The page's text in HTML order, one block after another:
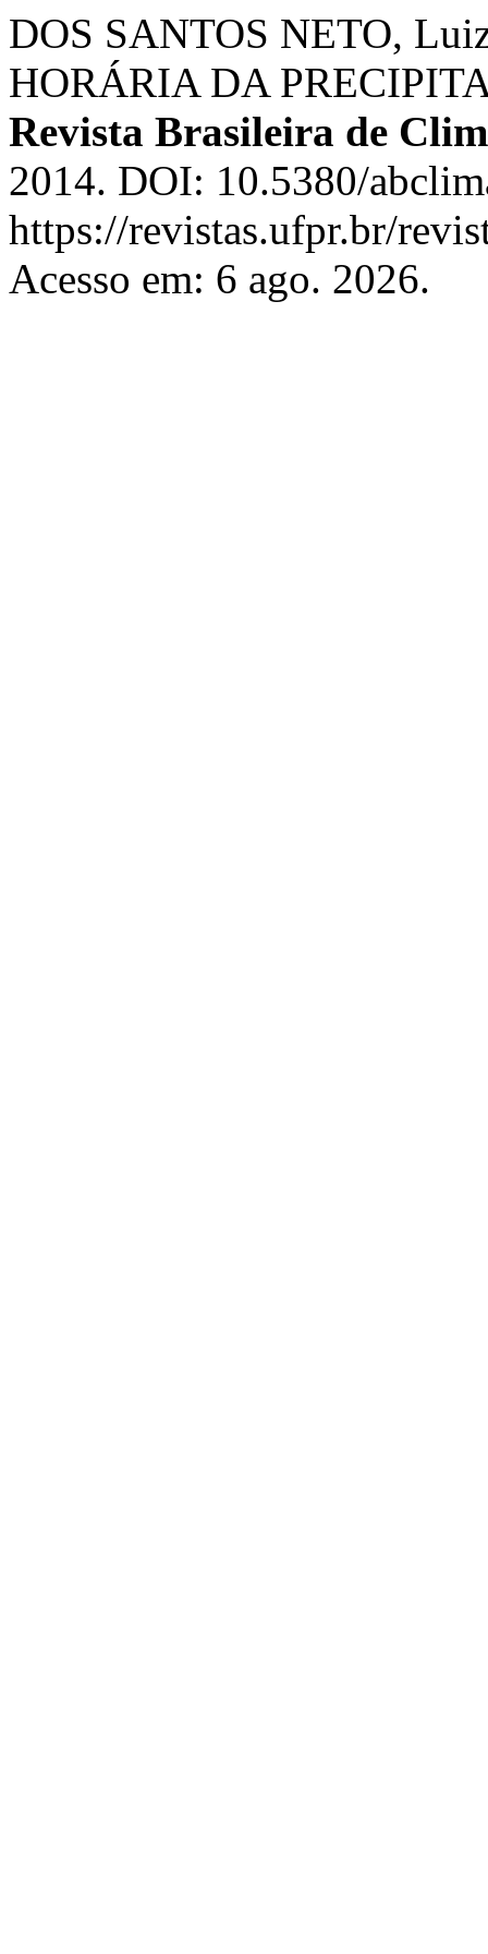
DOS SANTOS NETO,
HORÁRIA DA
Revista Brasileira de
2014. DOI: 10.5380/
https://revistas.ufpr.br/
Acesso em: 6 ago. 2026.